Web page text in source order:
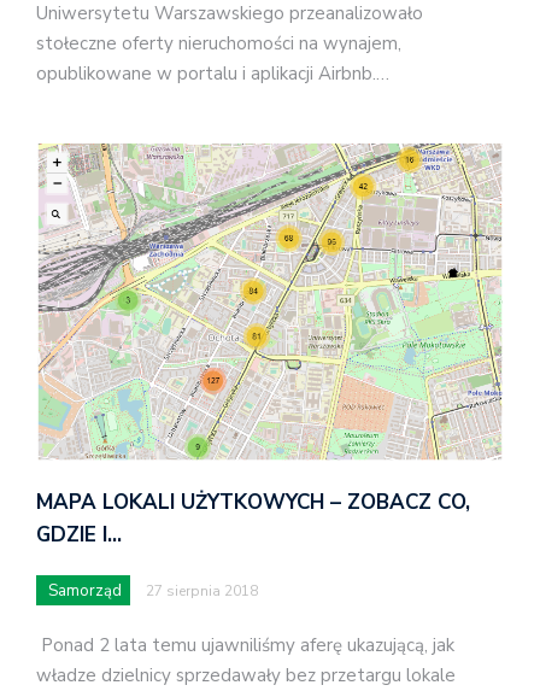
Uniwersytetu Warszawskiego przeanalizowało
stołeczne oferty nieruchomości na wynajem,
opublikowane w portalu i aplikacji Airbnb.…
MAPA LOKALI UŻYTKOWYCH – ZOBACZ CO,
GDZIE I…
Samorząd 27 sierpnia 2018
Ponad 2 lata temu ujawniliśmy aferę ukazującą, jak
władze dzielnicy sprzedawały bez przetargu lokale